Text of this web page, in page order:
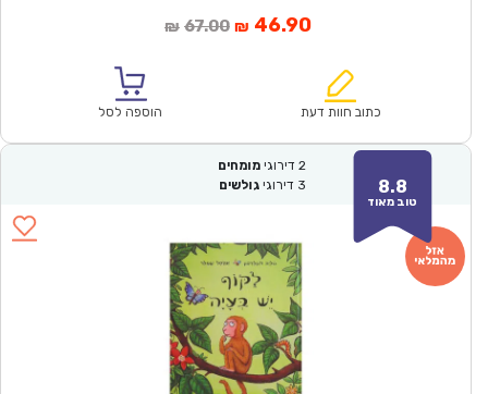
₪ 67.00המחיר
₪67.00.
₪ 46.90המחיר
הוא:
כתוב חוות דעת הוספה לסל
8.8
טוב מאוד
2 דירוגי מומחים
3 דירוגי גולשים